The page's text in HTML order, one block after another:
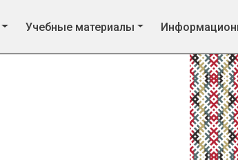
Учебные материалы